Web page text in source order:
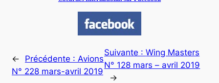
← Précédente : Avions
N° 228 mars-avril 2019
Suivante :Wing Masters
N° 128 mars – avril 2019
→